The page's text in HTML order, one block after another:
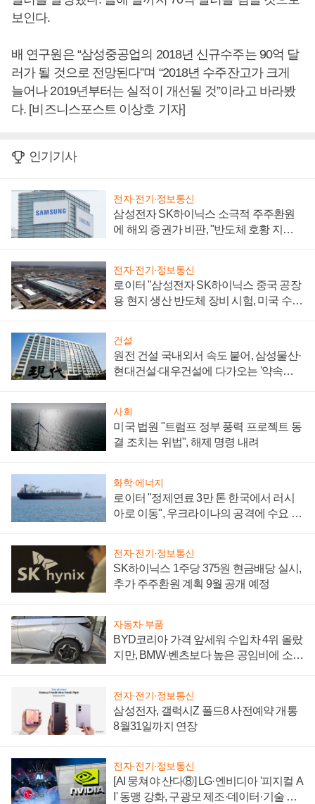
보인다.
배 연구원은 “삼성중공업의 2018년 신규수주는 90억 달
러가 될 것으로 전망된다”며 “2018년 수주잔고가 크게
늘어나 2019년부터는 실적이 개선될 것”이라고 바라봤
다. [비즈니스포스트 이상호 기자]
인기기사
전자·전기·정보통신
삼성전자 SK하이닉스 소극적 주주환원
에 해외 증권가 비판, "반도체 호황 지속
전자·전기·정보통신
로이터 "삼성전자 SK하이닉스 중국 공장
용 현지 생산 반도체 장비 시험, 미국 수출
건설
원전 건설 국내외서 속도 붙어, 삼성물산·
현대건설·대우건설에 다가오는 '약속의
사회
미국 법원 "트럼프 정부 풍력 프로젝트 동
결 조치는 위법", 해제 명령 내려
화학·에너지
로이터 "정제연료 3만 톤 한국에서 러시
아로 이동", 우크라이나의 공격에 수요 늘
전자·전기·정보통신
SK하이닉스 1주당 375원 현금배당 실시,
추가 주주환원 계획 9월 공개 예정
자동차·부품
BYD코리아 가격 앞세워 수입차 4위 올랐
지만, BMW·벤츠보다 높은 공임비에 소비
전자·전기·정보통신
삼성전자, 갤럭시Z 폴드8 사전예약 개통
8월31일까지 연장
전자·전기·정보통신
[AI 뭉쳐야 산다⑧] LG·엔비디아 '피지컬 A
I' 동맹 강화, 구광모 제조·데이터·기술 결